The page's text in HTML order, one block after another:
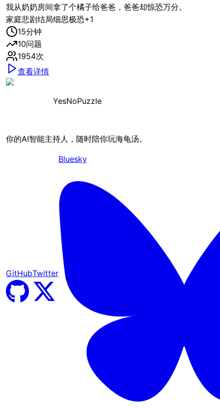
我从奶奶房间拿了个橘子给爸爸，爸爸却惊恐万分。
家庭悲剧结局细思极恐+1
15分钟
10问题
1954次
查看详情
YesNoPuzzle
你的AI智能主持人，随时陪你玩海龟汤。
GitHubTwitter
Bluesky